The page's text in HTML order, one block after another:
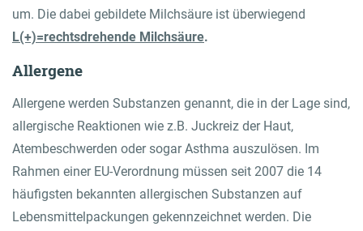
um. Die dabei gebildete Milchsäure ist überwiegend
L(+)=rechtsdrehende Milchsäure.
Allergene
Allergene werden Substanzen genannt, die in der Lage sind,
allergische Reaktionen wie z.B. Juckreiz der Haut,
Atembeschwerden oder sogar Asthma auszulösen. Im
Rahmen einer EU-Verordnung müssen seit 2007 die 14
häufigsten bekannten allergischen Substanzen auf
Lebensmittelpackungen gekennzeichnet werden. Die